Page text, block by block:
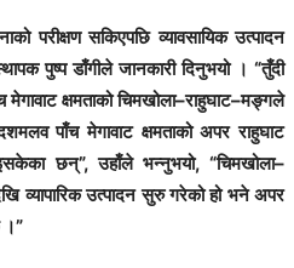
परीक्षण सकिएपछि व्यावसायिक उत्पादन
पुष्प डाँगीले जानकारी दिनुभयो । “तुँदी
क्षमताको चिमखोला–राहुघाट–मङ्गले
पाँच मेगावाट क्षमताको अपर राहुघाट
छन्”, उहाँले भन्नुभयो, “चिमखोला–
व्यापारिक उत्पादन सुरु गरेको हो भने अपर
।”